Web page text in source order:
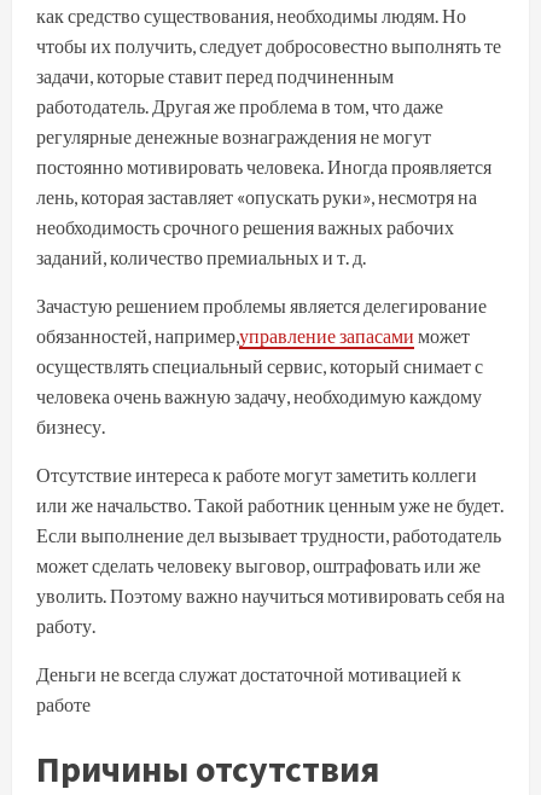
как средство существования, необходимы людям. Но
чтобы их получить, следует добросовестно выполнять те
задачи, которые ставит перед подчиненным
работодатель. Другая же проблема в том, что даже
регулярные денежные вознаграждения не могут
постоянно мотивировать человека. Иногда проявляется
лень, которая заставляет «опускать руки», несмотря на
необходимость срочного решения важных рабочих
заданий, количество премиальных и т. д.
Зачастую решением проблемы является делегирование
обязанностей, например,управление запасами может
осуществлять специальный сервис, который снимает с
человека очень важную задачу, необходимую каждому
бизнесу.
Отсутствие интереса к работе могут заметить коллеги
или же начальство. Такой работник ценным уже не будет.
Если выполнение дел вызывает трудности, работодатель
может сделать человеку выговор, оштрафовать или же
уволить. Поэтому важно научиться мотивировать себя на
работу.
Деньги не всегда служат достаточной мотивацией к
работе
Причины отсутствия